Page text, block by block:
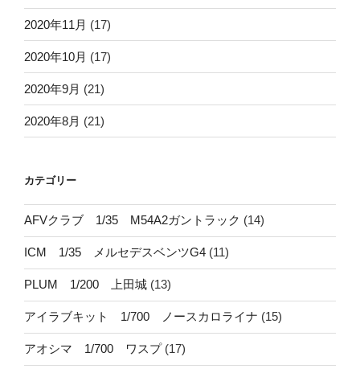
2020年11月 (17)
2020年10月 (17)
2020年9月 (21)
2020年8月 (21)
カテゴリー
AFVクラブ 1/35 M54A2ガントラック (14)
ICM 1/35 メルセデスベンツG4 (11)
PLUM 1/200 上田城 (13)
アイラブキット 1/700 ノースカロライナ (15)
アオシマ 1/700 ワスプ(17)